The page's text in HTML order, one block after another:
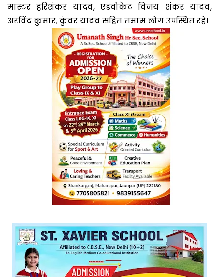
मास्टर हरिशंकर यादव, एडवोकेट विजय शंकर यादव,
अरविंद कुमार, कुंवर यादव सहित तमाम लोग उपस्थित रहे।